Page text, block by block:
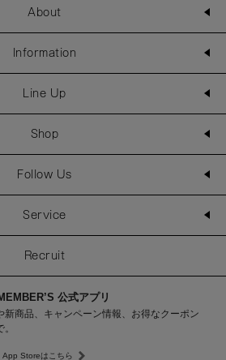
About
Information
Line Up
Shop
Follow Us
Service
Recruit
公式アプリ
新商品、キャンペーン情報、お得なクーポン
App Storeはこちら